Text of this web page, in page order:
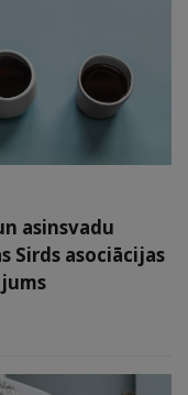
asinsvadu
Sirds asociācijas